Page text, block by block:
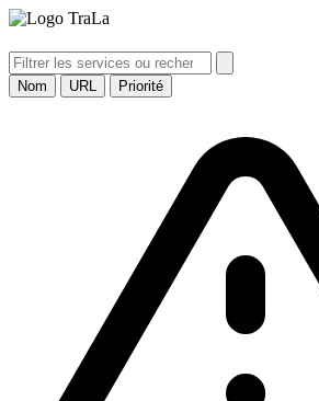
TraLa
Nom URL Priorité